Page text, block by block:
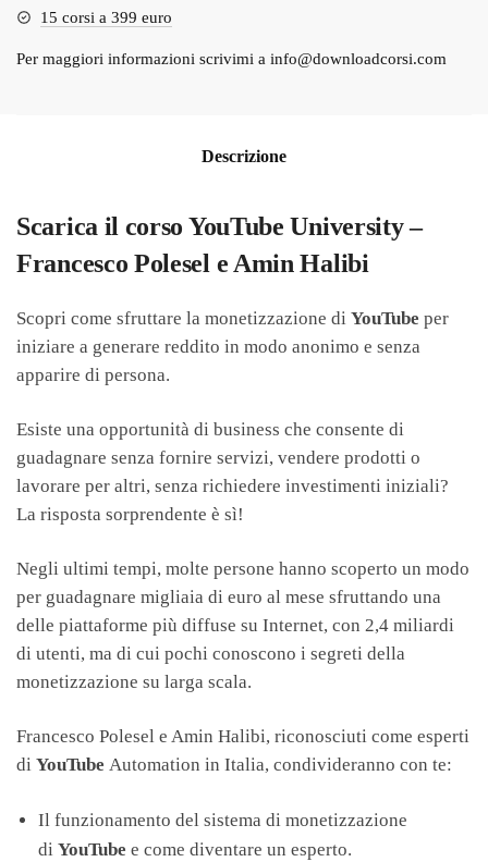
15 corsi a 399 euro
Per maggiori informazioni scrivimi a info@downloadcorsi.com
Descrizione
Scarica il corso YouTube University –
Francesco Polesel e Amin Halibi
Scopri come sfruttare la monetizzazione di YouTube per
iniziare a generare reddito in modo anonimo e senza
apparire di persona.
Esiste una opportunità di business che consente di
guadagnare senza fornire servizi, vendere prodotti o
lavorare per altri, senza richiedere investimenti iniziali?
La risposta sorprendente è sì!
Negli ultimi tempi, molte persone hanno scoperto un modo
per guadagnare migliaia di euro al mese sfruttando una
delle piattaforme più diffuse su Internet, con 2,4 miliardi
di utenti, ma di cui pochi conoscono i segreti della
monetizzazione su larga scala.
Francesco Polesel e Amin Halibi, riconosciuti come esperti
di YouTube Automation in Italia, condivideranno con te:
Il funzionamento del sistema di monetizzazione
di YouTube e come diventare un esperto.